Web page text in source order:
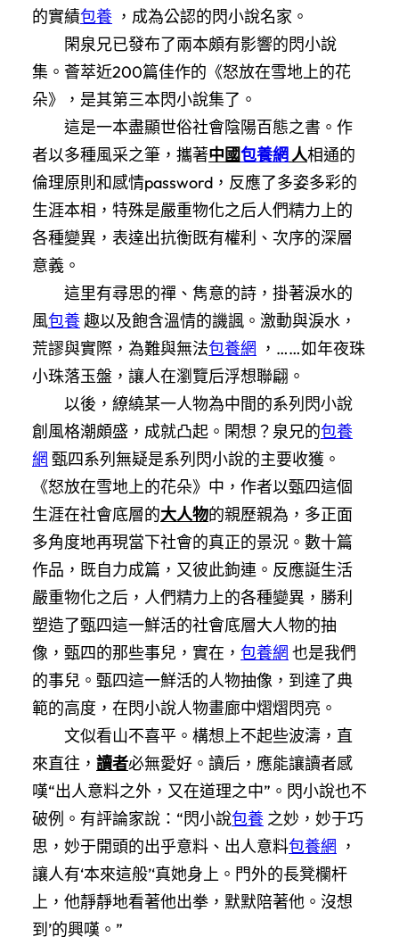
的實績包養 ，成為公認的閃小說名家。
閑泉兄已發布了兩本頗有影響的閃小說
集。薈萃近200篇佳作的《怒放在雪地上的花
朵》，是其第三本閃小說集了。
這是一本盡顯世俗社會陰陽百態之書。作
者以多種風采之筆，攜著中國包養網 人相通的
倫理原則和感情password，反應了多姿多彩的
生涯本相，特殊是嚴重物化之后人們精力上的
各種變異，表達出抗衡既有權利、次序的深層
意義。
這里有尋思的禪、雋意的詩，掛著淚水的
風包養趣以及飽含溫情的譏諷。激動與淚水，
荒謬與實際，為難與無法包養網 ，……如年夜珠
小珠落玉盤，讓人在瀏覽后浮想聯翩。
以後，繚繞某一人物為中間的系列閃小說
創風格潮頗盛，成就凸起。閑想？泉兄的包養
網 甄四系列無疑是系列閃小說的主要收獲。
《怒放在雪地上的花朵》中，作者以甄四這個
生涯在社會底層的大人物的親歷親為，多正面
多角度地再現當下社會的真正的景況。數十篇
作品，既自力成篇，又彼此鉤連。反應誕生活
嚴重物化之后，人們精力上的各種變異，勝利
塑造了甄四這一鮮活的社會底層大人物的抽
像，甄四的那些事兒，實在， 包養網 也是我們
的事兒。甄四這一鮮活的人物抽像，到達了典
範的高度，在閃小說人物畫廊中熠熠閃亮。
文似看山不喜平。構想上不起些波濤，直
來直往， 讀者必無愛好。讀后，應能讓讀者感
嘆“出人意料之外，又在道理之中”。閃小說也不
破例。有評論家說：“閃小說包養 之妙，妙于巧
思，妙于開頭的出乎意料、出人意料包養網 ，
讓人有‘本來這般’‘真她身上。門外的長凳欄杆
上，他靜靜地看著他出拳，默默陪著他。沒想
到’的興嘆。”